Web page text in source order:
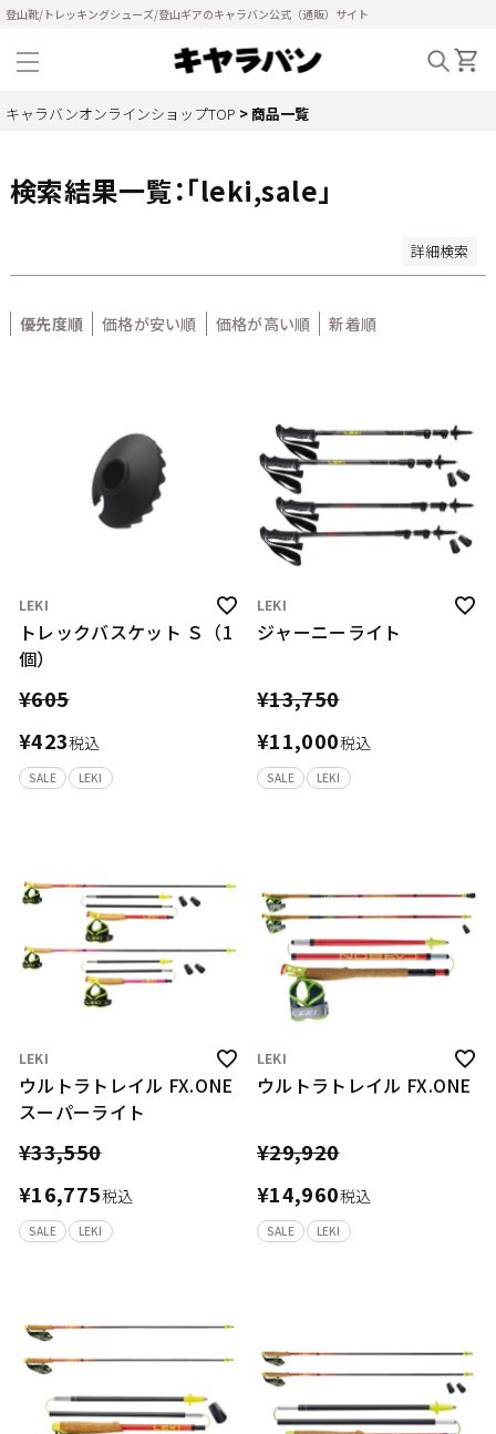
登山靴/トレッキングシューズ/登山ギアのキャラバン公式（通販）サイト
キャラバンオンラインショップTOP 商品一覧
検索結果一覧：「leki,sale」
詳細検索
登録順
レビュー順
検索
優先度順 価格が安い順 価格が高い順 新着順
LEKI
トレックバスケット Ｓ（1
個）
¥605
¥423税込
SALE LEKI
LEKI
ジャーニーライト
¥13,750
¥11,000税込
SALE LEKI
LEKI
ウルトラトレイル FX.ONE
スーパーライト
¥33,550
¥16,775税込
SALE LEKI
LEKI
ウルトラトレイル FX.ONE
¥29,920
¥14,960税込
SALE LEKI